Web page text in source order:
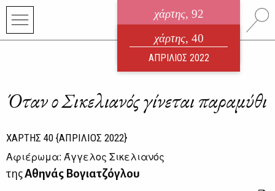
χάρτης, 92
ηλεκτρονικό περιοδικό
ΑΥΓΟΥΣΤΟΣ 2026
χάρτης, 40
ΑΠΡΙΛΙΟΣ 2022
Όταν ο Σικελιανός γίνεται παραμύθι
ΧΑΡΤΗΣ 40 {ΑΠΡΙΛΙΟΣ 2022}
Αφιέρωμα: Άγγελος Σικελιανός
τηςΑθηνάς Βογιατζόγλου